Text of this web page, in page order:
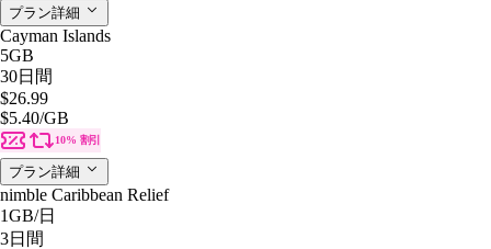
プラン詳細
Cayman Islands
5GB
30日間
$26.99
$5.40/GB
10% 割引
プラン詳細
nimble Caribbean Relief
1GB/日
3日間